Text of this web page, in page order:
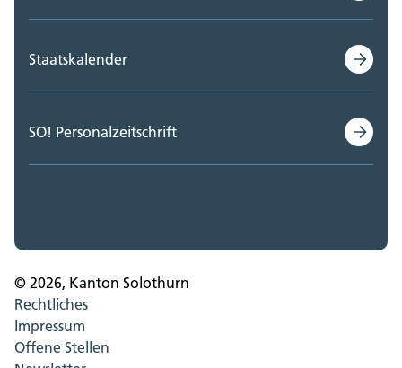
Staatskalender
SO! Personalzeitschrift
© 2026, Kanton Solothurn
Rechtliches
Impressum
Offene Stellen